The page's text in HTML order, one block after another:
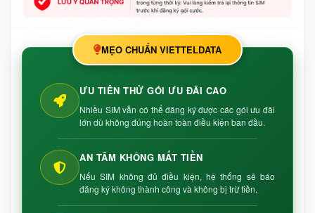
MẸO CHUẨN VIETTELDATA
ƯU TIÊN THỬ GÓI ƯU ĐÃI CAO
Nhiều SIM vẫn có thể đăng ký được các gói ưu đãi
lớn dù không đúng hoàn toàn điều kiện ban đầu.
AN TÂM KHÔNG MẤT TIỀN
Nếu SIM không đủ điều kiện, hệ thống sẽ báo
đăng ký không thành công và không bị trừ tiền.